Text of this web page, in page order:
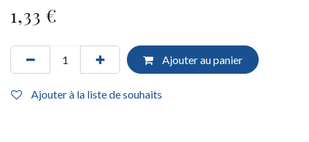
1,33 €
Ajouter au panier
Ajouter à la liste de souhaits